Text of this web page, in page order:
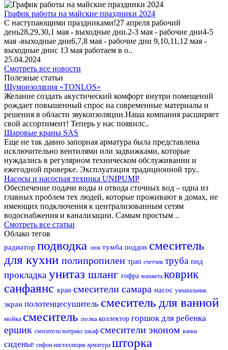
График работы на майские праздники 2024
С наступающими праздниками!27 апреля рабочий
день28,29,30,1 мая - выходные дни.2-3 мая - рабочие дни4-5
мая -выходные дни6,7,8 мая - рабочие дни 9,10,11,12 мая -
выходные днис 13 мая работаем в о..
25.04.2024
Смотреть все новости
Полезные статьи
Шумоизоляция «TONLOS»
Желание создать акустический комфорт внутри помещений
рождает повышенный спрос на современные материалы и
решения в области звукоизоляции.Наша компания расширяет
свой ассортимент! Теперь у нас появилс..
Шаровые краны SAS
Еще не так давно запорная арматура была представлена
исключительно вентилями или задвижками, которые
нуждались в регулярном техническом обслуживании и
ежегодной проверке. Эксплуатация традиционной тру..
Насосы и насосная техника UNIPUMP
Обеспечение подачи воды и отвода сточных вод – одна из
главных проблем тех людей, которые проживают в домах, не
имеющих подключения к централизованным сетям
водоснабжения и канализации. Самым простым ..
Смотреть все статьи
Облако тегов
радиатор подводка люк тумба поддон смеситель
для кухни полипропилен трап счетчик труба пнд
прокладка унитаз шланг гофра манжета коврик
санфаянс кран смесители самара насос умывальник
экран полотенцесушитель смеситель для ванной
мойка смеситель полка коллектор горшок для ребенка
ершик смесители матрикс шкаф смесители эконом ванна
сиденье сифон инсталляция арматура шторка